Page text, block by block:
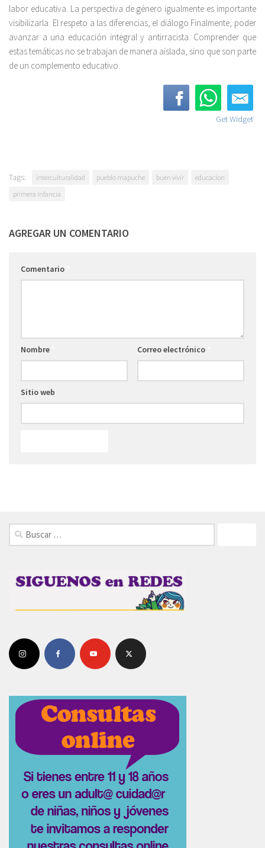
labor educativa. La perspectiva de género igualmente es importante
visibilizarla. El respeto a las diferencias, el diálogo Finalmente, poder
avanzar a una educación integral y antirracista. Comprender que
estas temáticas no se trabajan de manera aislada, sino que son parte
de un complemento educativo.
Get Widget
Tags: interculturalidad pueblo mapuche buen vivir
educacion
primera infancia
AGREGAR UN COMENTARIO
Comentario
Nombre Correo electrónico
Sitio web